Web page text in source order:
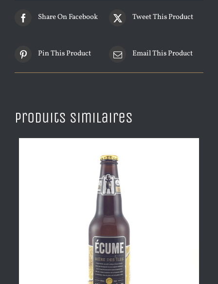
Share On Facebook Tweet This Product
Pin This Product Email This Product
Produits similaires